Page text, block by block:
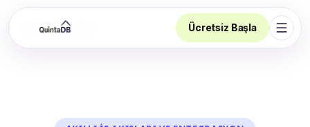
Ücretsiz Başla